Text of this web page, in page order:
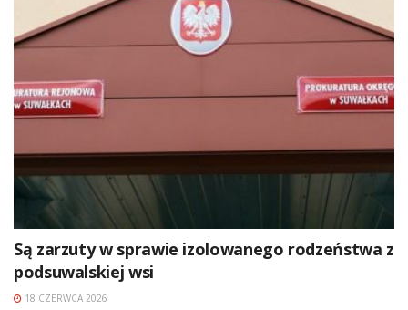
Są zarzuty w sprawie izolowanego rodzeństwa z
podsuwalskiej wsi
18 CZERWCA 2026